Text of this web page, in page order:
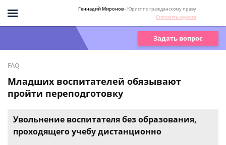
Геннадий Миронов- Юрист по гражданскому праву
Спросить юриста
Задать вопрос
FAQ
Младших воспитателей обязывают
пройти переподготовку
Увольнение воспитателя без образования,
проходящего учебу дистанционно